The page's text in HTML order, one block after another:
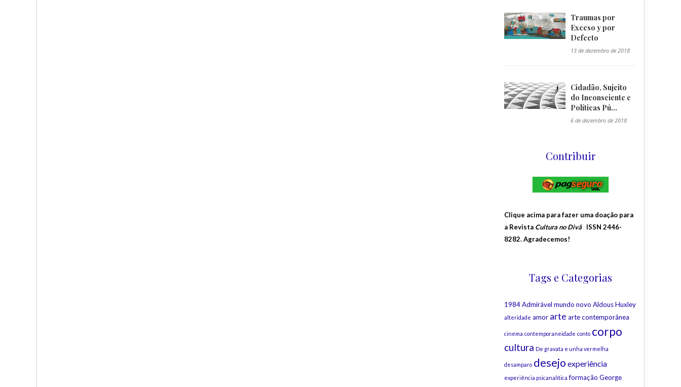
"/>
Traumas por
Exceso y por
Defecto
13 de dezembro de 2018
"/>
Cidadão, Sujeito
do Inconsciente e
Políticas Pú...
6 de dezembro de 2018
Contribuir
Clique acima para fazer uma doação para
a Revista Cultura no Divã ISSN 2446-
8282. Agradecemos!
Tags e Categorias
1984 Admirável mundo novo Aldous Huxley
alteridade amor arte arte contemporânea
cinema contemporaneidade conto corpo
cultura De gravata e unha vermelha
desamparo desejo experiência
experiência psicanalítica formação George